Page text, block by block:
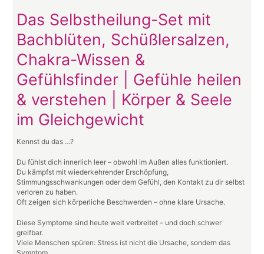
Das Selbstheilung-Set mit
Bachblüten, Schüßlersalzen,
Chakra-Wissen &
Gefühlsfinder | Gefühle heilen
& verstehen | Körper & Seele
im Gleichgewicht
Kennst du das …?
Du fühlst dich innerlich leer – obwohl im Außen alles funktioniert.
Du kämpfst mit wiederkehrender Erschöpfung,
Stimmungsschwankungen oder dem Gefühl, den Kontakt zu dir selbst
verloren zu haben.
Oft zeigen sich körperliche Beschwerden – ohne klare Ursache.
Diese Symptome sind heute weit verbreitet – und doch schwer
greifbar.
Viele Menschen spüren: Stress ist nicht die Ursache, sondern das